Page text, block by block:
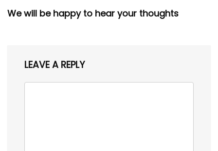
We will be happy to hear your thoughts
LEAVE A REPLY